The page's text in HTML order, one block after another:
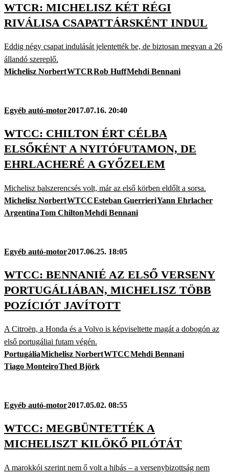
WTCR: MICHELISZ KÉT RÉGI
RIVÁLISA CSAPATTÁRSKÉNT INDUL
Eddig négy csapat indulását jelentették be, de biztosan megvan a 26
állandó szereplő.
Michelisz NorbertWTCRRob HuffMehdi Bennani
Egyéb autó-motor2017.07.16. 20:40
WTCC: CHILTON ÉRT CÉLBA
ELSŐKÉNT A NYITÓFUTAMON, DE
EHRLACHERÉ A GYŐZELEM
Michelisz balszerencsés volt, már az első körben eldőlt a sorsa.
Michelisz NorbertWTCCEsteban GuerrieriYann Ehrlacher
ArgentínaTom ChiltonMehdi Bennani
Egyéb autó-motor2017.06.25. 18:05
WTCC: BENNANIÉ AZ ELSŐ VERSENY
PORTUGÁLIÁBAN, MICHELISZ TÖBB
POZÍCIÓT JAVÍTOTT
A Citroën, a Honda és a Volvo is képviseltette magát a dobogón az
első portugáliai futam végén.
PortugáliaMichelisz NorbertWTCCMehdi Bennani
Tiago MonteiroThed Björk
Egyéb autó-motor2017.05.02. 08:55
WTCC: MEGBÜNTETTÉK A
MICHELISZT KILÖKŐ PILÓTÁT
A marokkói szerint nem ő volt a hibás – a versenybizottság nem